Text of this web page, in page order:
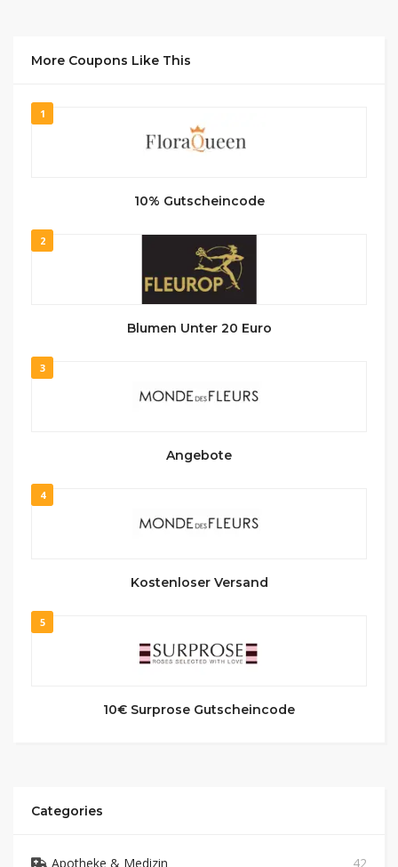
More Coupons Like This
1
10% Gutscheincode
2
Blumen Unter 20 Euro
3
Angebote
4
Kostenloser Versand
5
10€ Surprose Gutscheincode
Categories
Apotheke & Medizin 42